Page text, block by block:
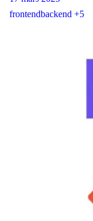
frontendbackend +5